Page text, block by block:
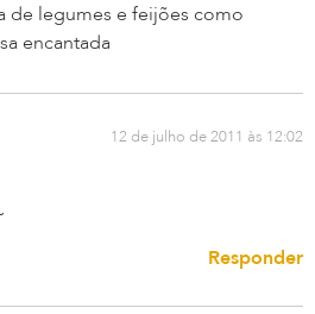
de legumes e feijões como
encantada
12 de julho de 2011 às 12:02
Responder